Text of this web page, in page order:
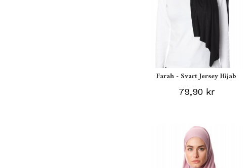
Farah - Svart Jersey Hijab
79,90 kr